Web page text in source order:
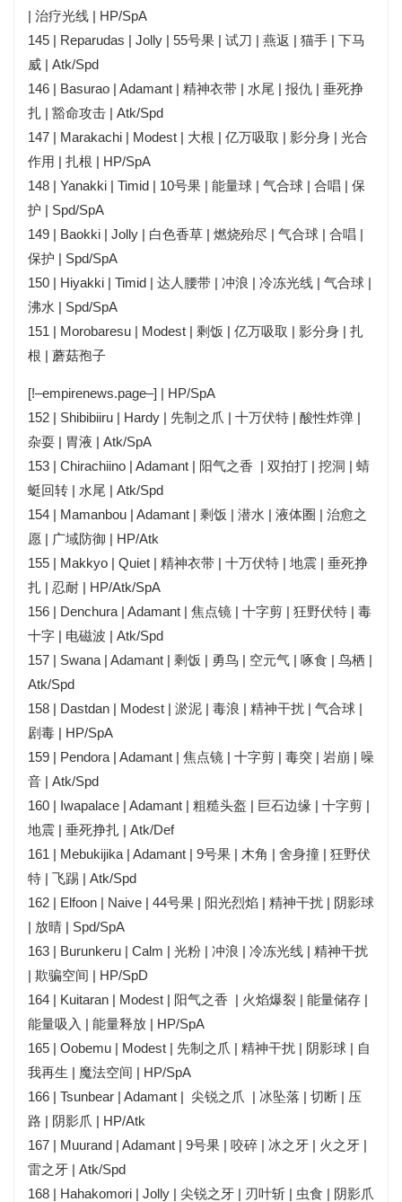
| 治疗光线 | HP/SpA
145 | Reparudas | Jolly | 55号果 | 试刀 | 燕返 | 猫手 | 下马
威 | Atk/Spd
146 | Basurao | Adamant | 精神衣带 | 水尾 | 报仇 | 垂死挣
扎 | 豁命攻击 | Atk/Spd
147 | Marakachi | Modest | 大根 | 亿万吸取 | 影分身 | 光合
作用 | 扎根 | HP/SpA
148 | Yanakki | Timid | 10号果 | 能量球 | 气合球 | 合唱 | 保
护 | Spd/SpA
149 | Baokki | Jolly | 白色香草 | 燃烧殆尽 | 气合球 | 合唱 |
保护 | Spd/SpA
150 | Hiyakki | Timid | 达人腰带 | 冲浪 | 冷冻光线 | 气合球 |
沸水 | Spd/SpA
151 | Morobaresu | Modest | 剩饭 | 亿万吸取 | 影分身 | 扎
根 | 蘑菇孢子
[!–empirenews.page–] | HP/SpA
152 | Shibibiiru | Hardy | 先制之爪 | 十万伏特 | 酸性炸弹 |
杂耍 | 胃液 | Atk/SpA
153 | Chirachiino | Adamant | 阳气之香 | 双拍打 | 挖洞 | 蜻
蜓回转 | 水尾 | Atk/Spd
154 | Mamanbou | Adamant | 剩饭 | 潜水 | 液体圈 | 治愈之
愿 | 广域防御 | HP/Atk
155 | Makkyo | Quiet | 精神衣带 | 十万伏特 | 地震 | 垂死挣
扎 | 忍耐 | HP/Atk/SpA
156 | Denchura | Adamant | 焦点镜 | 十字剪 | 狂野伏特 | 毒
十字 | 电磁波 | Atk/Spd
157 | Swana | Adamant | 剩饭 | 勇鸟 | 空元气 | 啄食 | 鸟栖 |
Atk/Spd
158 | Dastdan | Modest | 淤泥 | 毒浪 | 精神干扰 | 气合球 |
剧毒 | HP/SpA
159 | Pendora | Adamant | 焦点镜 | 十字剪 | 毒突 | 岩崩 | 噪
音 | Atk/Spd
160 | Iwapalace | Adamant | 粗糙头盔 | 巨石边缘 | 十字剪 |
地震 | 垂死挣扎 | Atk/Def
161 | Mebukijika | Adamant | 9号果 | 木角 | 舍身撞 | 狂野伏
特 | 飞踢 | Atk/Spd
162 | Elfoon | Naive | 44号果 | 阳光烈焰 | 精神干扰 | 阴影球
| 放晴 | Spd/SpA
163 | Burunkeru | Calm | 光粉 | 冲浪 | 冷冻光线 | 精神干扰
| 欺骗空间 | HP/SpD
164 | Kuitaran | Modest | 阳气之香 | 火焰爆裂 | 能量储存 |
能量吸入 | 能量释放 | HP/SpA
165 | Oobemu | Modest | 先制之爪 | 精神干扰 | 阴影球 | 自
我再生 | 魔法空间 | HP/SpA
166 | Tsunbear | Adamant | 尖锐之爪 | 冰坠落 | 切断 | 压
路 | 阴影爪 | HP/Atk
167 | Muurand | Adamant | 9号果 | 咬碎 | 冰之牙 | 火之牙 |
雷之牙 | Atk/Spd
168 | Hahakomori | Jolly | 尖锐之牙 | 刃叶斩 | 虫食 | 阴影爪